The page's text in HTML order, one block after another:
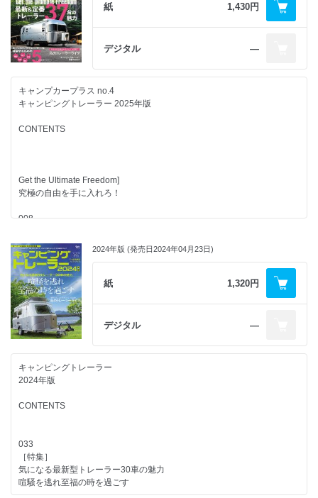
038
輸入車用のヒッチメンバー
039
キャンピングトレーラーのQ&A
040
LPガス質量販売緊急時対応講習
042
046
60年前から根付く
本格機能を持つ「MY HOUSE」を持ち運ぶ
牽引免許必須
750㎏以上の本格トレーラー
072
さまざまな車種に合わせた専用設計で取り付けは簡単！
栄光社のヒッチメンバー
カーゴトレーラーで「遊びの達人」を目指せ
デジタル時代にこそ再注目！
081
キャンピングカー&トレーラーのイベントスケジュール
紙 1,430円
デジタル ―
キャンプカープラス no.4
キャンピングトレーラー 2025年版
CONTENTS
Get the Ultimate Freedom]
究極の自由を手に入れろ！
008
010
旅する異空間をもうひとつの日常にするために必要なもの
トレーラーライフの必需品
012
75kg以上の重量のあるトレーラーを牽引するために必要な
牽引免許の取得方法
牽引免許が必要ない
750kg以下のトレーラー牽引体験
014
015
キャンピングトレーラーのQ&A
016
2024年版 (発売日2024年04月23日)
紙 1,320円
デジタル ―
キャンピングトレーラー
2024年版
CONTENTS
033
［特集］
気になる最新型トレーラー30車の魅力
喧騒を逃れ至福の時を過ごす